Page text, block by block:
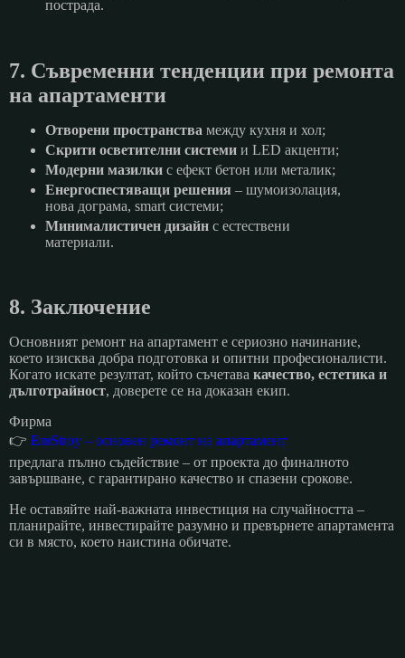
пострада.
7. Съвременни тенденции при ремонта
на апартаменти
Отворени пространства между кухня и хол;
Скрити осветителни системии LED акценти;
Модерни мазилкис ефект бетон или металик;
Енергоспестяващи решения – шумоизолация,
нова дограма, smart системи;
Минималистичен дизайнс естествени
материали.
8. Заключение
Основният ремонт на апартамент е сериозно начинание,
което изисква добра подготовка и опитни професионалисти.
Когато искате резултат, който съчетава качество, естетика и
дълготрайност, доверете се на доказан екип.
Фирма
👉 EmStroy – основен ремонт на апартамент
предлага пълно съдействие – от проекта до финалното
завършване, с гарантирано качество и спазени срокове.
Не оставяйте най-важната инвестиция на случайността –
планирайте, инвестирайте разумно и превърнете апартамента
си в място, което наистина обичате.